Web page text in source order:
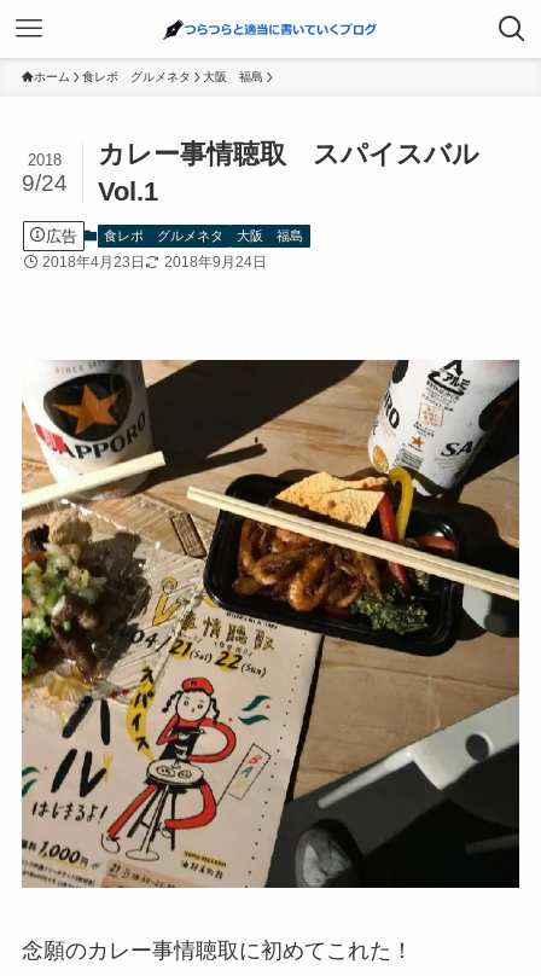
ホーム 食レポ グルメネタ 大阪 福島
カレー事情聴取 スパイスバル
Vol.1
2018
9/24
広告 食レポ グルメネタ 大阪 福島
2018年4月23日 2018年9月24日
念願のカレー事情聴取に初めてこれた！